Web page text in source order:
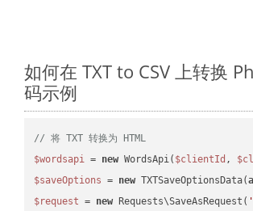
如何在 TXT to CSV 上转换
码示例
// 将 TXT 转换为 HTML
$wordsapi = new WordsApi( $clientId ,
$saveOptions = new TXTSaveOptionsData(
$request = new Requests\SaveAsRequest(